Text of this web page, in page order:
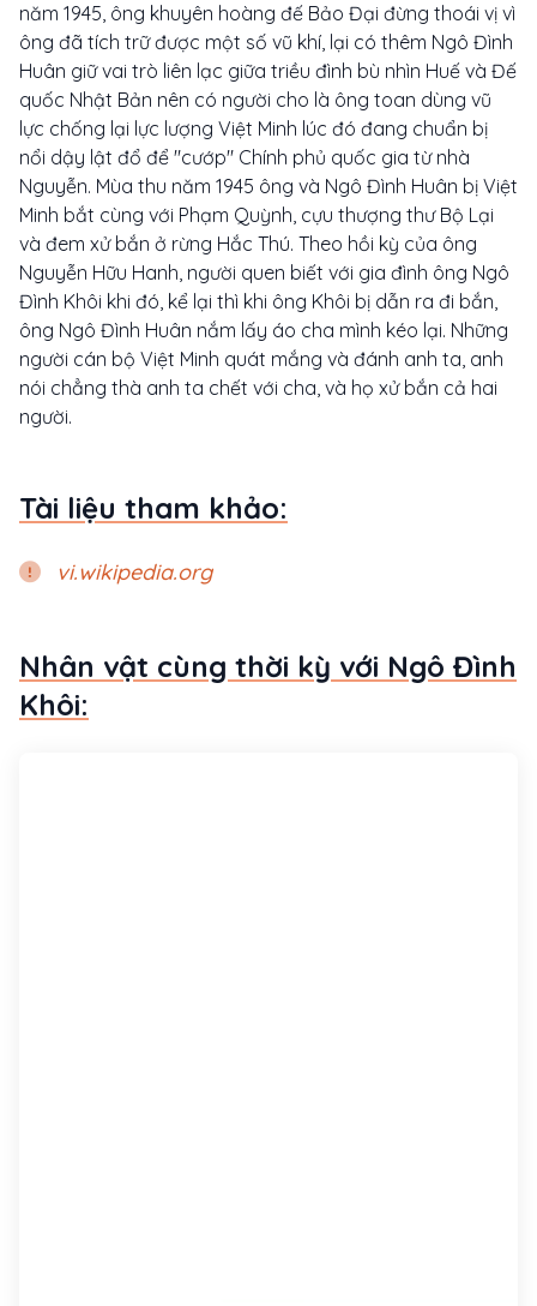
năm 1945, ông khuyên hoàng đế Bảo Đại đừng thoái vị vì
ông đã tích trữ được một số vũ khí, lại có thêm Ngô Đình
Huân giữ vai trò liên lạc giữa triều đình bù nhìn Huế và Đế
quốc Nhật Bản nên có người cho là ông toan dùng vũ
lực chống lại lực lượng Việt Minh lúc đó đang chuẩn bị
nổi dậy lật đổ để "cướp" Chính phủ quốc gia từ nhà
Nguyễn. Mùa thu năm 1945 ông và Ngô Đình Huân bị Việt
Minh bắt cùng với Phạm Quỳnh, cựu thượng thư Bộ Lại
và đem xử bắn ở rừng Hắc Thú. Theo hồi kỳ của ông
Nguyễn Hữu Hanh, người quen biết với gia đình ông Ngô
Đình Khôi khi đó, kể lại thì khi ông Khôi bị dẫn ra đi bắn,
ông Ngô Đình Huân nắm lấy áo cha mình kéo lại. Những
người cán bộ Việt Minh quát mắng và đánh anh ta, anh
nói chẳng thà anh ta chết với cha, và họ xử bắn cả hai
người.
Tài liệu tham khảo:
vi.wikipedia.org
Nhân vật cùng thời kỳ với Ngô Đình
Khôi: